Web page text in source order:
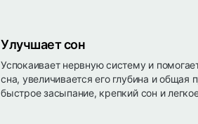
Улучшает сон
Успокаивает нервную систему и
сна, увеличивается его глубина и
быстрое засыпание, крепкий сон и